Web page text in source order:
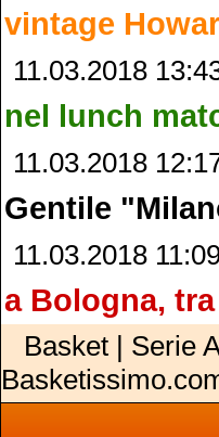
vintage
11.03.2018
nel lunch
11.03.2018
Gentile
11.03.2018
a Bologna,
Basket | Serie